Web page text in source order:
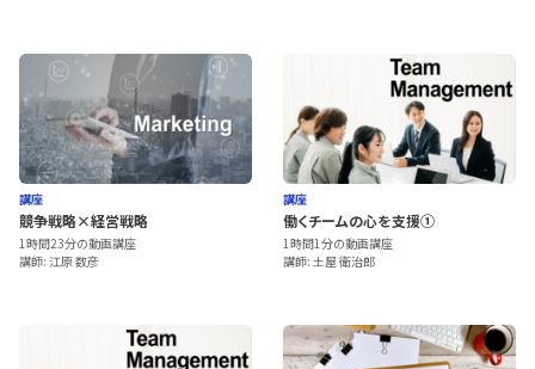
講座
競争戦略×経営戦略
1時間23分の動画講座
講師: 江原 数彦
講座
働くチームの心を支援①
1時間1分の動画講座
講師: 土屋 衛治郎